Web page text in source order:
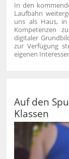
In den
Laufbahn
uns als Haus,
Kompetenzen
digitaler
zur Verfügung
eigenen
Auf den
Klassen